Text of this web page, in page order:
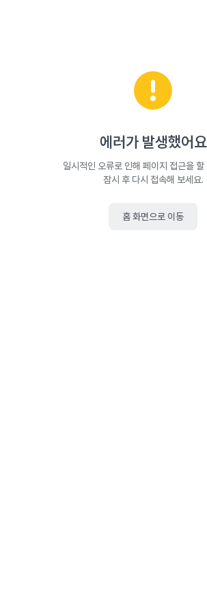
에러가 발생했어요
일시적인 오류로 인해 페이지 접근을 할
잠시 후 다시 접속해 보세요.
홈 화면으로 이동